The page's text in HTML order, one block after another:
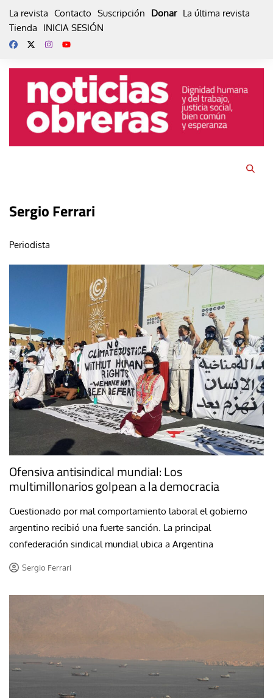
La revista Contacto Suscripción Donar La última revista
Tienda
INICIA SESIÓN
Sergio Ferrari
Periodista
Ofensiva antisindical mundial: Los
multimillonarios golpean a la democracia
Cuestionado por mal comportamiento laboral el gobierno
argentino recibió una fuerte sanción. La principal
confederación sindical mundial ubica a Argentina
Sergio Ferrari